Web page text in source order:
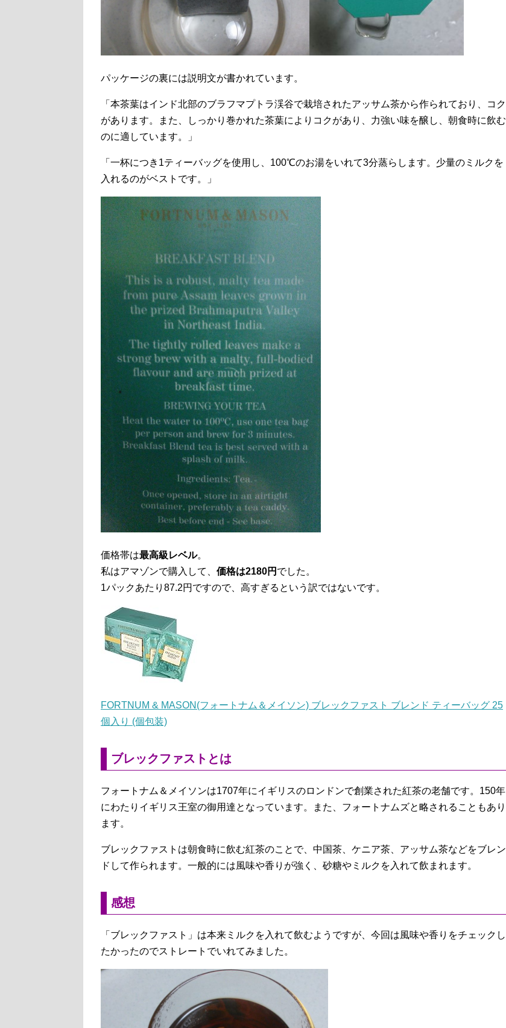
パッケージの裏には説明文が書かれています。
「本茶葉はインド北部のブラフマプトラ渓谷で栽培されたアッサム茶から作られており、コク
があります。また、しっかり巻かれた茶葉によりコクがあり、力強い味を醸し、朝食時に飲む
のに適しています。」
「一杯につき1ティーバッグを使用し、100℃のお湯をいれて3分蒸らします。少量のミルクを
入れるのがベストです。」
価格帯は最高級レベル。
私はアマゾンで購入して、 価格は2180円 でした。
1パックあたり87.2円ですので、高すぎるという訳ではないです。
FORTNUM & MASON(フォートナム＆メイソン) ブレックファスト ブレンド ティーバッグ 25
個入り (個包装)
ブレックファストとは
フォートナム＆メイソンは1707年にイギリスのロンドンで創業された紅茶の老舗です。150年
にわたりイギリス王室の御用達となっています。また、フォートナムズと略されることもあり
ます。
ブレックファストは朝食時に飲む紅茶のことで、中国茶、ケニア茶、アッサム茶などをブレン
ドして作られます。一般的には風味や香りが強く、砂糖やミルクを入れて飲まれます。
感想
「ブレックファスト」は本来ミルクを入れて飲むようですが、今回は風味や香りをチェックし
たかったのでストレートでいれてみました。